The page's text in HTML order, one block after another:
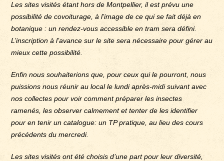
Les sites visités étant hors de Montpellier, il est prévu une
possibilité de covoiturage, à l’image de ce qui se fait déjà en
botanique : un rendez-vous accessible en tram sera défini.
L’inscription à l’avance sur le site sera nécessaire pour gérer au
mieux cette possibilité.
Enfin nous souhaiterions que, pour ceux qui le pourront, nous
puissions nous réunir au local le lundi après-midi suivant avec
nos collectes pour voir comment préparer les insectes
ramenés, les observer calmement et tenter de les identifier
pour en tenir un catalogue: un TP pratique, au lieu des cours
précédents du mercredi.
Les sites visités ont été choisis d’une part pour leur diversité,